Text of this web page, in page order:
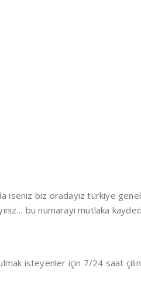
iseniz biz oradayız türkiye
bu numarayı mutlaka
isteyenler için 7/24 saat